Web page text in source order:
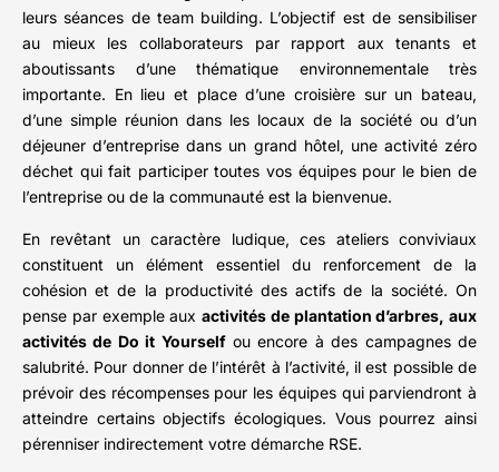
leurs séances de team building. L’objectif est de sensibiliser
au mieux les collaborateurs par rapport aux tenants et
aboutissants d’une thématique environnementale très
importante. En lieu et place d’une croisière sur un bateau,
d’une simple réunion dans les locaux de la société ou d’un
déjeuner d’entreprise dans un grand hôtel, une activité zéro
déchet qui fait participer toutes vos équipes pour le bien de
l’entreprise ou de la communauté est la bienvenue.
En revêtant un caractère ludique, ces ateliers conviviaux
constituent un élément essentiel du renforcement de la
cohésion et de la productivité des actifs de la société. On
pense par exemple aux activités de plantation d’arbres, aux
activités de Do it Yourselfou encore à des campagnes de
salubrité. Pour donner de l’intérêt à l’activité, il est possible de
prévoir des récompenses pour les équipes qui parviendront à
atteindre certains objectifs écologiques. Vous pourrez ainsi
pérenniser indirectement votre démarche RSE.